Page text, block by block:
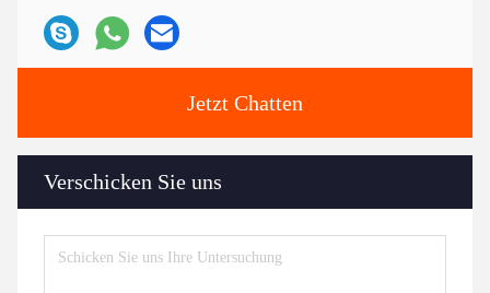
Jetzt Chatten
Verschicken Sie uns